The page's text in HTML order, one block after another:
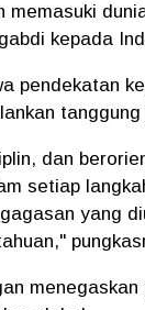
memasuki
kepada
pendekatan
tanggung
dan
setiap
yang